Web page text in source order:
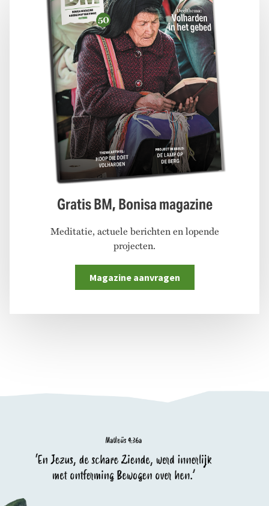
Gratis BM, Bonisa magazine
Meditatie, actuele berichten en lopende
projecten.
Magazine aanvragen